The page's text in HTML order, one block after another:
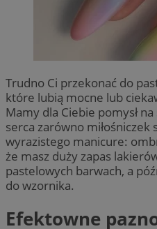
Trudno Ci przekonać do
które lubią mocne lub
Mamy dla Ciebie pomysł
serca zarówno miłośniczek
wyrazistego manicure:
że masz duży zapas
pastelowych barwach, a
do wzornika.
Efektowne